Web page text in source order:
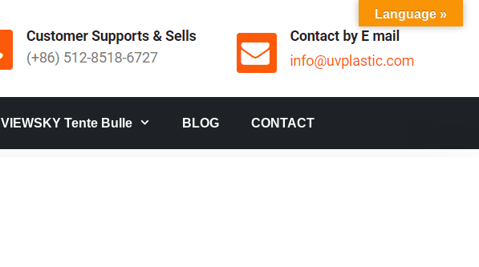
VIEWSKY Tente Bulle BLOG CONTACT
Language »